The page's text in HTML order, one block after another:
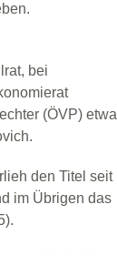
bei
(ÖVP) etwa
den Titel seit
im Übrigen das